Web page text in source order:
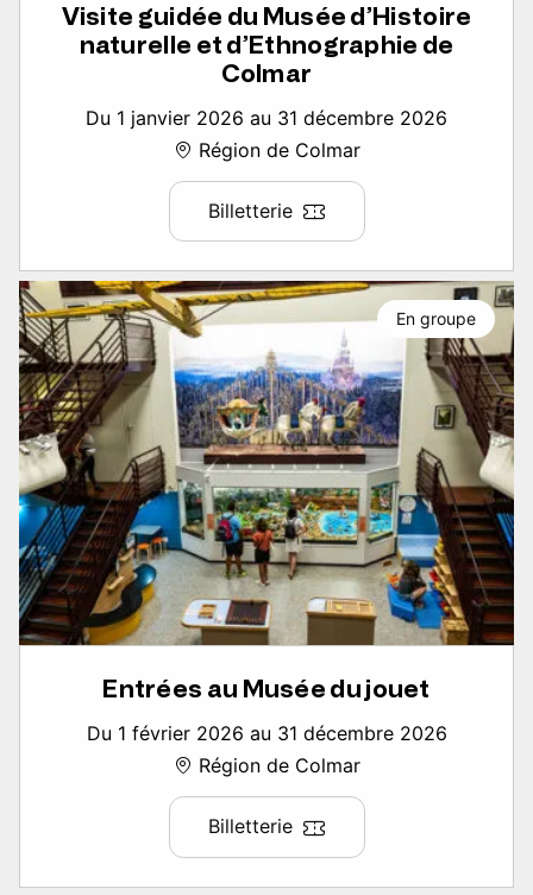
Visite guidée du Musée d’Histoire
naturelle et d’Ethnographie de
Colmar
Du 1 janvier 2026 au 31 décembre 2026
Région de Colmar
Billetterie
Entrées au Musée du jouet
Du 1 février 2026 au 31 décembre 2026
Région de Colmar
Billetterie
En groupe